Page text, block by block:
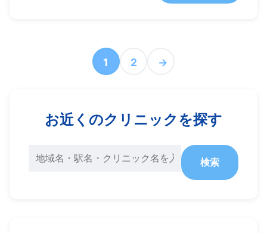
1 2 →
お近くのクリニックを探す
検索